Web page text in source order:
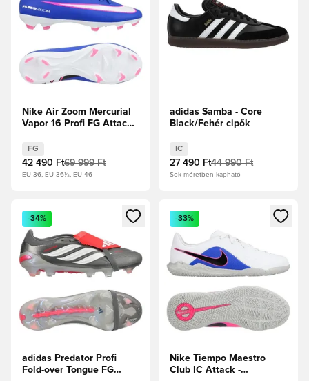
Nike Air Zoom Mercurial
Vapor 16 Profi FG Attack -
FG
42 490 Ft69 999 Ft
EU 36, EU 36½, EU 46
adidas Samba - Core
Black/Fehér cipők
IC
27 490 Ft44 990 Ft
Sok méretben kapható
Megnyit egy modált a bejelentkezéshez vagy a tagként
-34%
adidas Predator Profi
Fold-over Tongue FG
Megnyit egy modált a
-33%
Nike Tiempo Maestro
Club IC Attack -